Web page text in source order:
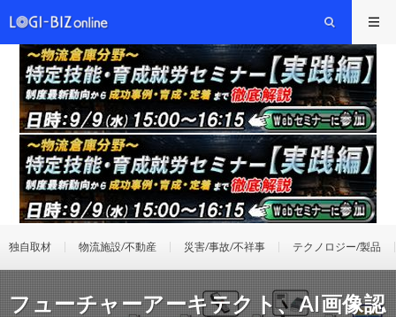
独自取材 物流施設/不動産 災害/事故/不祥事 テクノロジー/製品
フューチャーアーキテクト、AI画像認